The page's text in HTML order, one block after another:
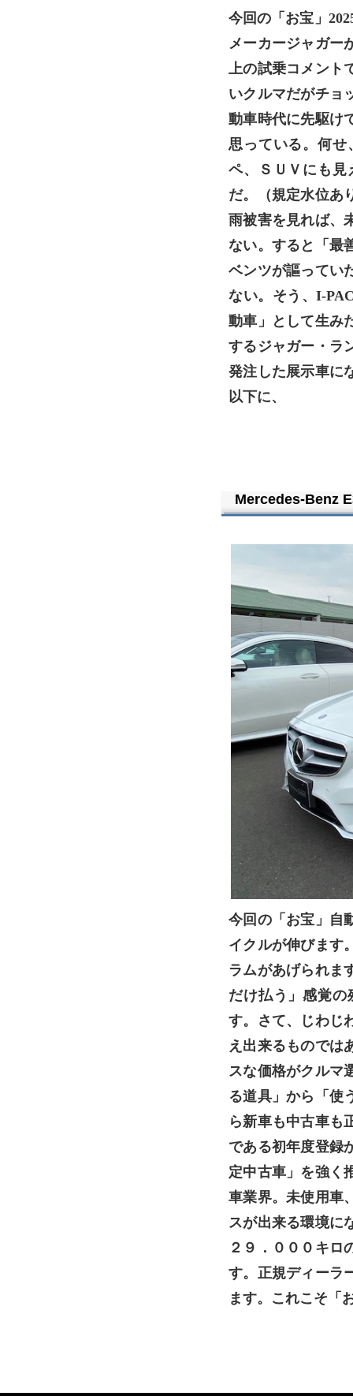
今回の「お宝」
メーカージャガー
上の試乗コメント
いクルマだがチョ
動車時代に先駆け
思っている。何せ
ペ、ＳＵＶにも見
だ。（規定水位あ
雨被害を見れば、
ない。すると「最
ベンツが謳ってい
ない。そう、I-
動車」として生み
するジャガー・ラ
発注した展示車に
以下に、
Mercedes-Benz
今回の「お宝」自
イクルが伸びます
ラムがあげられま
だけ払う」感覚
す。さて、じわじ
え出来るものでは
スな価格がクルマ
る道具」から「使
ら新車も中古車も
である初年度登録
定中古車」を強く
車業界。未使用車
スが出来る環境に
２９．０００キロ
す。正規ディーラ
ます。これこそ「